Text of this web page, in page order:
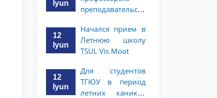
Iyun
преподавательского
сотрудников
будет
организован
китобхон»
12
Iyun
Начался прием в
Летнюю школу
TSUL Vis Moot
12
Iyun
Для студентов
ТГЮУ в период
летних каникул